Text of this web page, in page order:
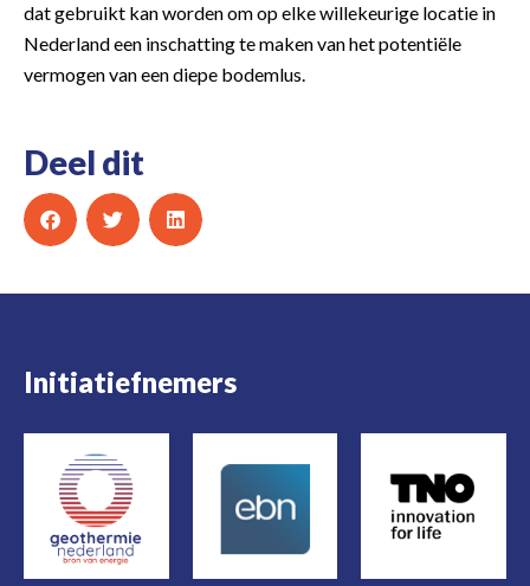
dat gebruikt kan worden om op elke willekeurige locatie in
Nederland een inschatting te maken van het potentiële
vermogen van een diepe bodemlus.
Deel dit
Initiatiefnemers